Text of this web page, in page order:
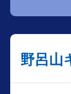
野呂山